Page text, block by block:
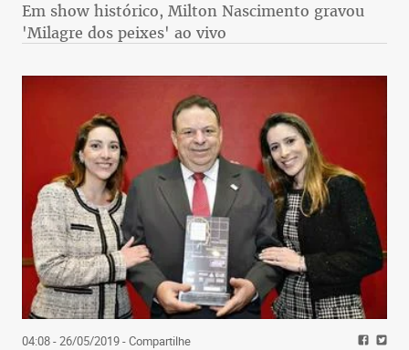
Em show histórico, Milton Nascimento gravou
'Milagre dos peixes' ao vivo
04:08 - 26/05/2019- Compartilhe